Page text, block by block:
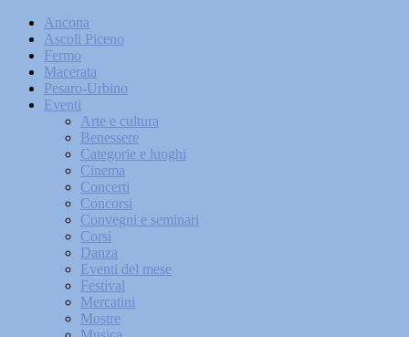
Ancona
Ascoli Piceno
Fermo
Macerata
Pesaro-Urbino
Eventi
Arte e cultura
Benessere
Categorie e luoghi
Cinema
Concerti
Concorsi
Convegni e seminari
Corsi
Danza
Eventi del mese
Festival
Mercatini
Mostre